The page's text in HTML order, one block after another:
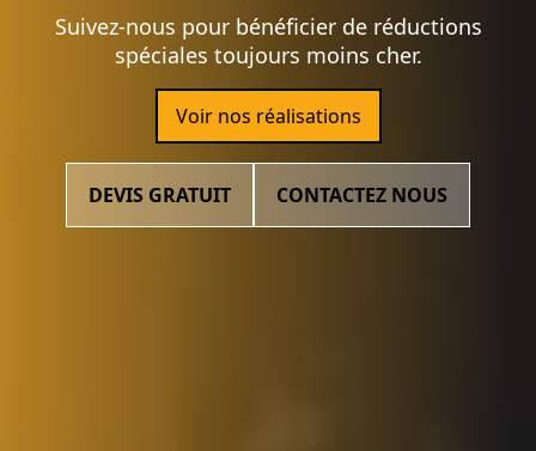
Suivez-nous pour bénéficier de réductions
spéciales toujours moins cher.
Voir nos réalisations
DEVIS GRATUIT CONTACTEZ NOUS